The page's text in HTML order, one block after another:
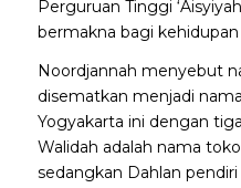
Perguruan Tinggi
bermakna bagi
Noordjannah menyebut
disematkan menjadi
Yogyakarta ini dengan
Walidah adalah nama
sedangkan Dahlan